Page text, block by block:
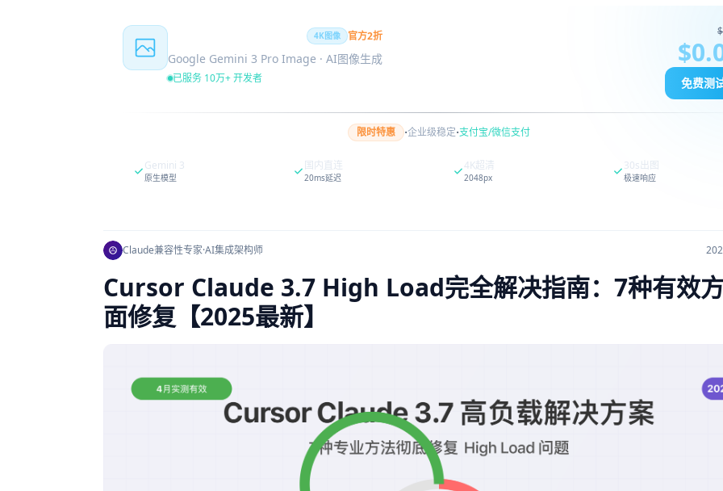
4K图像 官方2折
Google Gemini 3 Pro Image · AI图像生成
已服务 10万+ 开发者
免费测
限时特惠 ·企业级稳定·支付宝/微信支付
Gemini 3
原生模型
国内直连
20ms延迟
4K超清
2048px
30s出图
极速响应
Claude兼容性专家·AI集成架构师
Cursor Claude 3.7 High Load完全解决指南：7种有效
面修复【2025最新】